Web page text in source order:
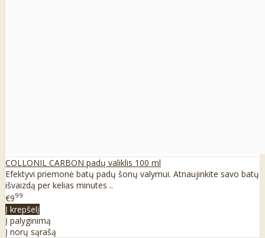
COLLONIL CARBON padų valiklis 100 ml
Efektyvi priemonė batų padų šonų valymui. Atnaujinkite savo batų
išvaizdą per kelias minutes ..
€999
Į krepšelį
Į palyginimą
Į norų sąrašą